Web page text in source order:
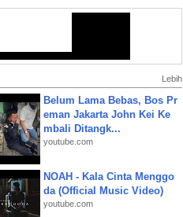
Lebih
Belum Lama Bebas, Bos Pr
eman Jakarta John Kei Ke
mbali Ditangk...
youtube.com
NOAH - Kala Cinta Menggo
da (Official Music Video)
youtube.com